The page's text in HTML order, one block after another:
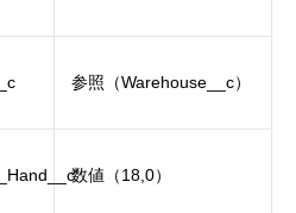
参照（Warehouse__c）
数値（18,0）